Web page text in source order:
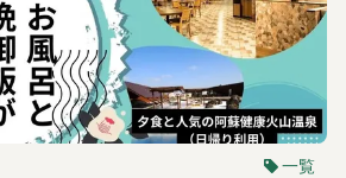
一覧